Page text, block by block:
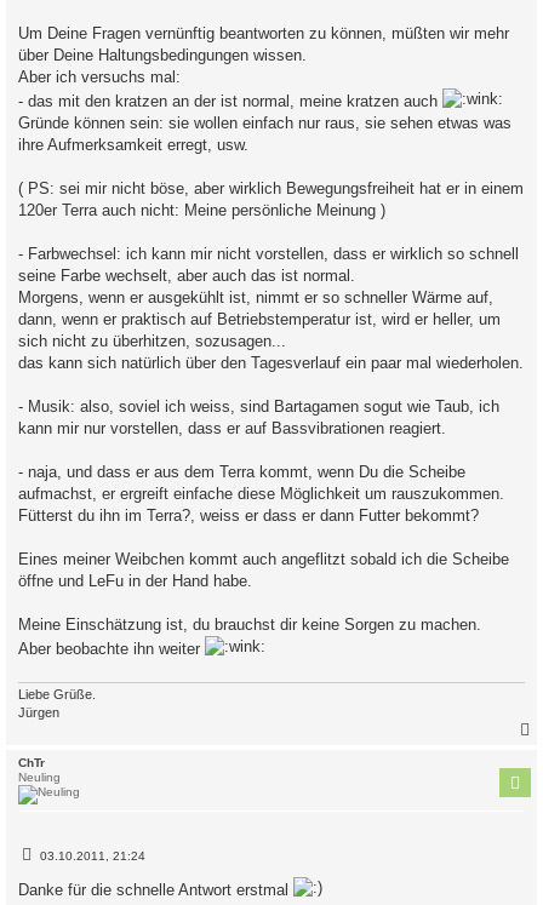
g
Um Deine Fragen vernünftig beantworten zu können, müßten wir mehr
über Deine Haltungsbedingungen wissen.
Aber ich versuchs mal:
- das mit den kratzen an der ist normal, meine kratzen auch
Gründe können sein: sie wollen einfach nur raus, sie sehen etwas was
ihre Aufmerksamkeit erregt, usw.
( PS: sei mir nicht böse, aber wirklich Bewegungsfreiheit hat er in einem
120er Terra auch nicht: Meine persönliche Meinung )
- Farbwechsel: ich kann mir nicht vorstellen, dass er wirklich so schnell
seine Farbe wechselt, aber auch das ist normal.
Morgens, wenn er ausgekühlt ist, nimmt er so schneller Wärme auf,
dann, wenn er praktisch auf Betriebstemperatur ist, wird er heller, um
sich nicht zu überhitzen, sozusagen...
das kann sich natürlich über den Tagesverlauf ein paar mal wiederholen.
- Musik: also, soviel ich weiss, sind Bartagamen sogut wie Taub, ich
kann mir nur vorstellen, dass er auf Bassvibrationen reagiert.
- naja, und dass er aus dem Terra kommt, wenn Du die Scheibe
aufmachst, er ergreift einfache diese Möglichkeit um rauszukommen.
Fütterst du ihn im Terra?, weiss er dass er dann Futter bekommt?
Eines meiner Weibchen kommt auch angeflitzt sobald ich die Scheibe
öffne und LeFu in der Hand habe.
Meine Einschätzung ist, du brauchst dir keine Sorgen zu machen.
Aber beobachte ihn weiter
Liebe Grüße.
Jürgen
ChTr
Neuling
B
t
03.10.2011, 21:24
Danke für die schnelle Antwort erstmal